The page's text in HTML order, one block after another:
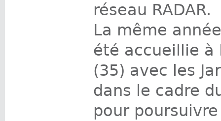
réseau RADAR.
La même
été accueillie à
(35) avec les
dans le cadre
pour